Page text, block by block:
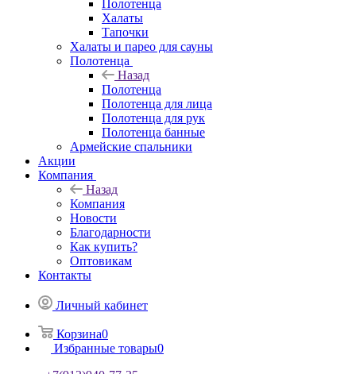
Полотенца
Халаты
Тапочки
Халаты и парео для сауны
Полотенца
Назад
Полотенца
Полотенца для лица
Полотенца для рук
Полотенца банные
Армейские спальники
Акции
Компания
Назад
Компания
Новости
Благодарности
Как купить?
Оптовикам
Контакты
Личный кабинет
Корзина0
Избранные товары0